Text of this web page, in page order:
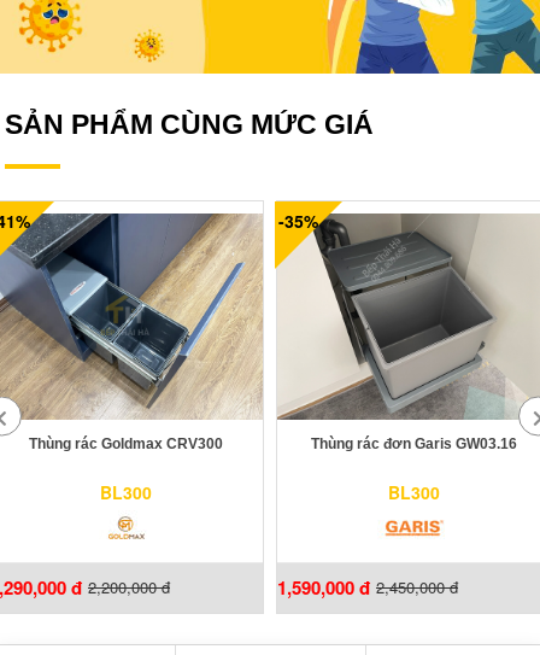
SẢN PHẨM CÙNG MỨC GIÁ
Thùng rác Goldmax CRV300
BL300
đ 2,200,000 đ
-35%
Thùng rác đơn Garis GW03.16
BL300
1,590,000 đ 2,450,000 đ